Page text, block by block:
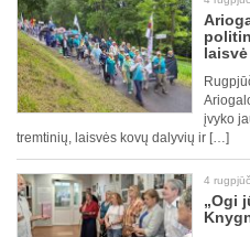
įvyko
tremtinių, laisvės kovų dalyvių ir […]
4
„Ogi